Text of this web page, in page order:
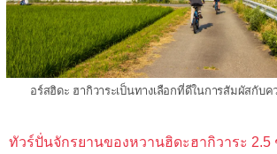
อร์สฮิดะ ฮากิวาระเป็นทางเลือกที่ดีในการสัมผัสกั
ทัวร์ปั่นจักรยานของหวานฮิดะฮากิวาระ 2.5